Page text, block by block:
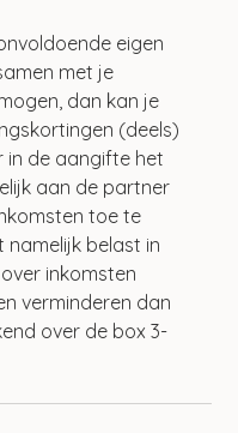
eigen
met je
dan kan je
(deels)
de aangifte het
aan de partner
toe te
namelijk belast in
inkomsten
verminderen dan
over de box 3-